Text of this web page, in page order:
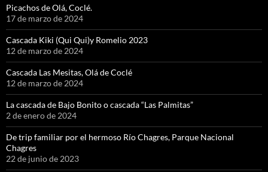
Picachos de Olá, Coclé.
17 de marzo de 2024
Cascada Kiki (Qui Qui)y Romelio 2023
12 de marzo de 2024
Cascada Las Mesitas, Olá de Coclé
12 de marzo de 2024
La cascada de Bajo Bonito o cascada “Las Palmitas”
2 de enero de 2024
De trip familiar por el hermoso Río Chagres, Parque Nacional
Chagres
22 de junio de 2023